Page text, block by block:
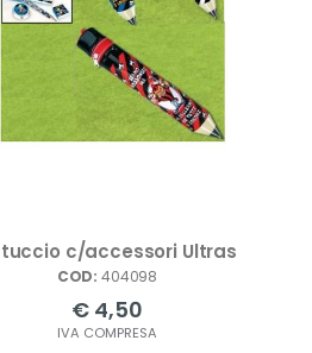
c/accessori Ultras
COD: 404098
€ 4,50
IVA COMPRESA